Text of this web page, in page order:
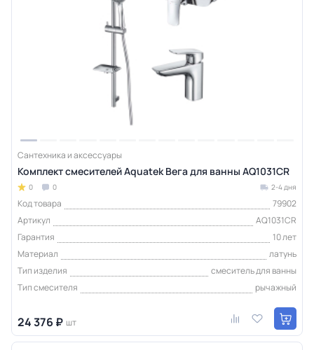
Сантехника и аксессуары
Комплект смесителей Aquatek Вега для ванны AQ1031CR
0 0 2-4 дня
Код товара
79902
Артикул
AQ1031CR
Гарантия
10 лет
Материал
латунь
Тип изделия
смеситель для ванны
Тип смесителя
рычажный
24 376 ₽ шт